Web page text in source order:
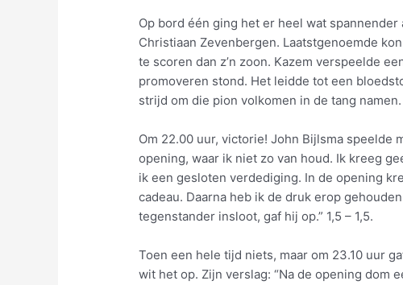
Op bord één ging het er heel wat
Christiaan Zevenbergen. Laatstgenoemde
te scoren dan z’n zoon. Kazem verspeelde
promoveren stond. Het leidde tot een
strijd om die pion volkomen in de tang
Om 22.00 uur, victorie! John Bijlsma speelde
opening, waar ik niet zo van houd. Ik kreeg
ik een gesloten verdediging. In de opening
cadeau. Daarna heb ik de druk erop
tegenstander insloot, gaf hij op.” 1,5 – 1,5.
Toen een hele tijd niets, maar om 23.10 uur
wit het op. Zijn verslag: “Na de opening dom